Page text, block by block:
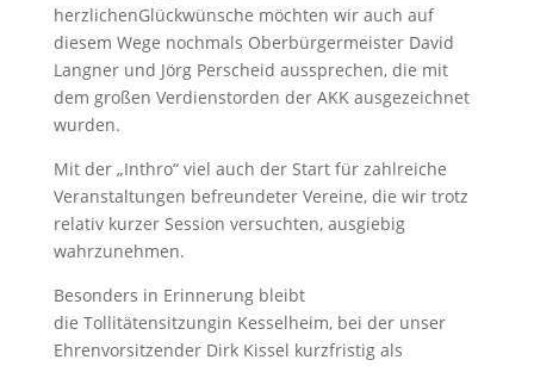
herzlichenGlückwünsche möchten wir auch auf
diesem Wege nochmals Oberbürgermeister David
Langner und Jörg Perscheid aussprechen, die mit
dem großen Verdienstorden der AKK ausgezeichnet
wurden.
Mit der „Inthro“ viel auch der Start für zahlreiche
Veranstaltungen befreundeter Vereine, die wir trotz
relativ kurzer Session versuchten, ausgiebig
wahrzunehmen.
Besonders in Erinnerung bleibt
die Tollitätensitzungin Kesselheim, bei der unser
Ehrenvorsitzender Dirk Kissel kurzfristig als